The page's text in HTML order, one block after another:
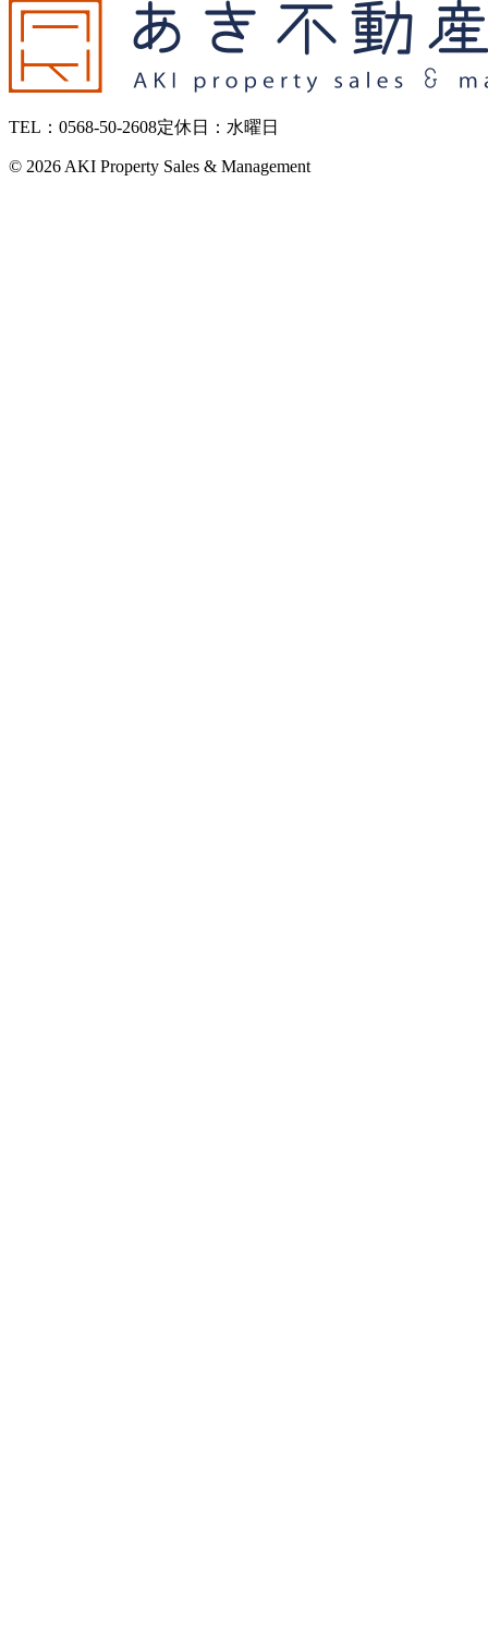
TEL：0568-50-2608定休日：水曜日
© 2026 AKI Property Sales & Management